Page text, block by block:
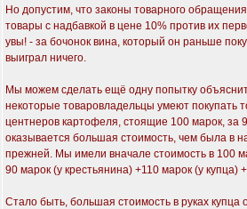
Но допустим, что законы товарного
товары с надбавкой в цене 10% против их
увы! - за бочонок вина, который он раньше
выиграл ничего.
Мы можем сделать ещё одну попытку
некоторые товаровладельцы умеют покупать
центнеров картофеля, стоящие 100 марок, за
оказывается большая стоимость, чем была в
прежней. Мы имели вначале стоимость в 100
90 марок (у крестьянина) +110 марок (у купца)
Стало быть, большая стоимость в руках купца